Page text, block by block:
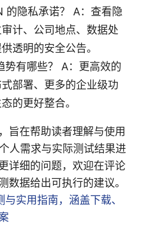
的隐私承诺？ A：查看隐
计、公司地点、数据处
透明的安全公告。
势有哪些？ A：更高效的
部署、更多的企业级功
的更好整合。
旨在帮助读者理解与使用
人需求与实际测试结果进
详细的问题，欢迎在评论
数据给出可执行的建议。
实用指南，涵盖下载、